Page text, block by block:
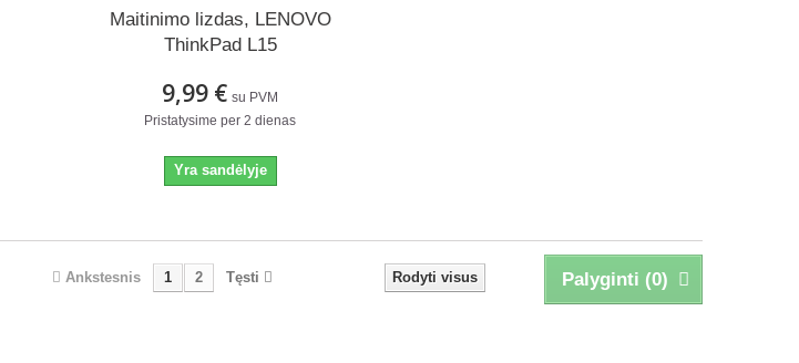
Maitinimo lizdas, LENOVO
ThinkPad L15
9,99 € su PVM
Pristatysime per 2 dienas
Yra sandėlyje
Palyginti (0)
Rodyti visus
Ankstesnis 1 2 Tęsti